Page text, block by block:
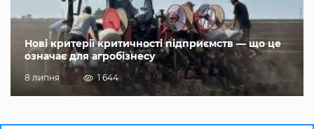
Нові критерії критичності підприємств — що це
означає для агробізнесу
8 липня 1 644